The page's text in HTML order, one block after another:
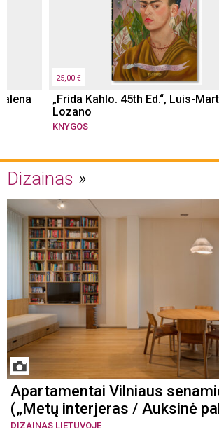
25,00 €
„Frida Kahlo. 45th Ed.“, Luis-
Lozano
KNYGOS
Dizainas
Apartamentai Vilniaus
(„Metų interjeras / Auksinė
DIZAINAS LIETUVOJE